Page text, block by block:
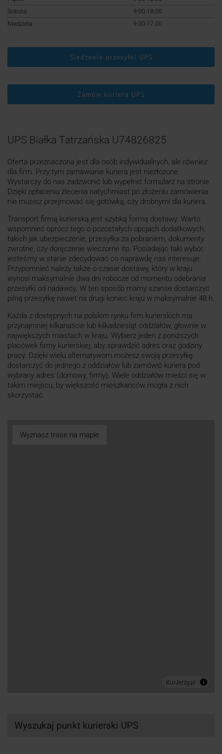
Sobota:
9:00-18:00
Niedziela:
9:00-17:00
Śledzenie przesyłki UPS
Zamów kuriera UPS
UPS Białka Tatrzańska U74826825
Oferta przeznaczona jest dla osób indywidualnych, ale również
dla firm. Przy tym zamawianie kuriera jest niezłożone.
Wystarczy do nas zadzwonić lub wypełnić formularz na stronie.
Dzięki opłaceniu zlecenia natychmiast po złożeniu zamówienia
nie musisz przejmować się gotówką, czy drobnymi dla kuriera.
Transport firmą kurierską jest szybką formą dostawy. Warto
wspomnieć oprócz tego o pozostałych opcjach dodatkowych,
takich jak ubezpieczenie, przesyłka za pobraniem, dokumenty
zwrotne, czy doręczenie wieczorne itp. Posiadając taki wybór,
jesteśmy w stanie zdecydować co naprawdę nas interesuje.
Przypomnieć należy także o czasie dostawy, który w kraju
wynosi maksymalnie dwa dni robocze od momentu odebrania
przesyłki od nadawcy. W ten sposób mamy szanse dostarczyć
pilną przesyłkę nawet na drugi koniec kraju w maksymalnie 48 h.
Każda z dostępnych na polskim rynku firm kurierskich ma
przynajmniej kilkanaście lub kilkadziesiąt oddziałów, głownie w
największych miastach w kraju. Wybierz jeden z poniższych
placówek firmy kurierskiej, aby sprawdzić adres oraz godziny
pracy. Dzięki wielu alternatywom możesz swoją przesyłkę
dostarczyć do jednego z oddziałów lub zamówić kuriera pod
wybrany adres (domowy, firmy). Wiele oddziałów mieści się w
takim miejscu, by większość mieszkańców mogła z nich
skorzystać.
Wyznacz trase na mapie
Wyszukaj punkt kurierski UPS